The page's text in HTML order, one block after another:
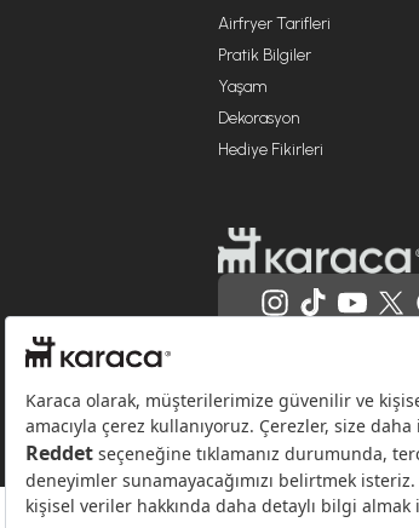
Airfryer Tarifleri
Pratik Bilgiler
Yaşam
Dekorasyon
Hediye Fikirleri